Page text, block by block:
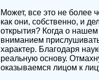
Может, все это не более
как они, собственно, и
открытия? Когда о
вниманием
характер. Благодаря
реальную основу.
оказываемся лицом к